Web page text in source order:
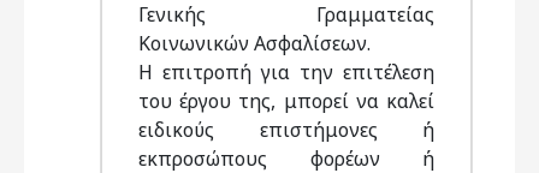
Γενικής Γραμματείας
Κοινωνικών Ασφαλίσεων.
Η επιτροπή για την επιτέλεση
του έργου της, μπορεί να καλεί
ειδικούς επιστήμονες ή
εκπροσώπους φορέων ή